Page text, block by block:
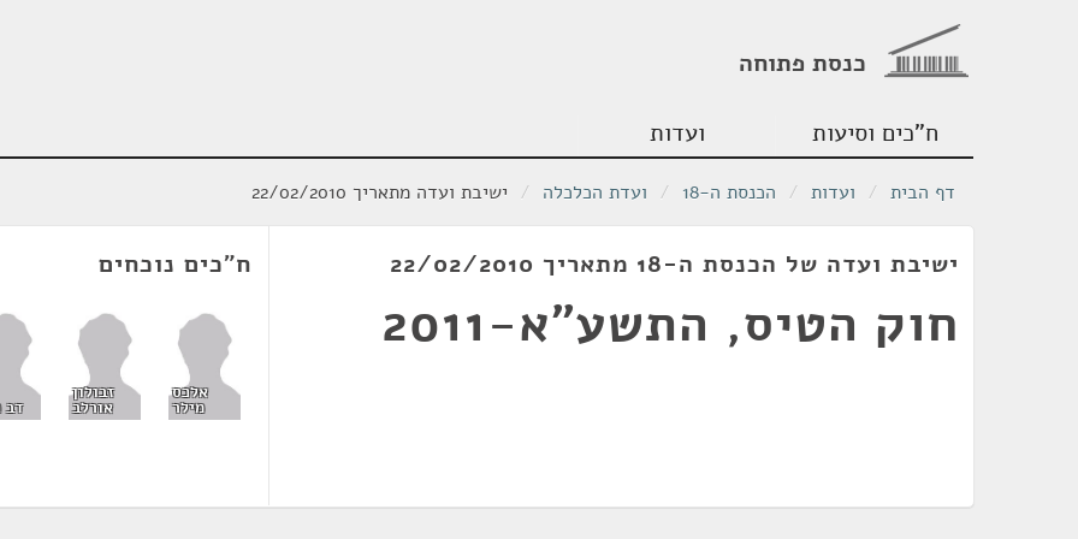
כנסת פתוחה
ח"כים וסיעות ועדות
דף הבית / ועדות / הכנסת ה-18 / ועדת הכלכלה / ישיבת ועדה מתאריך 22/02/2010
ישיבת ועדה של הכנסת ה-18 מתאריך 22/02/2010
חוק הטיס, התשע"א-2011
ח"כים נוכחים
אלכס
מילר
זבולון
אורלב דב